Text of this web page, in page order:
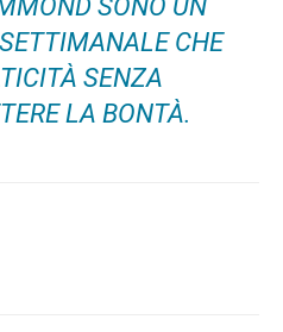
SONO UN
CHE
SENZA
LA BONTÀ.